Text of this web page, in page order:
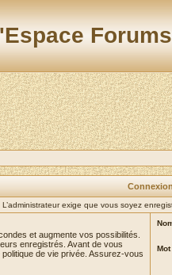
L’administrateur exige que vous soyez
et augmente vos possibilités.
enregistrés. Avant de vous
de vie privée. Assurez-vous